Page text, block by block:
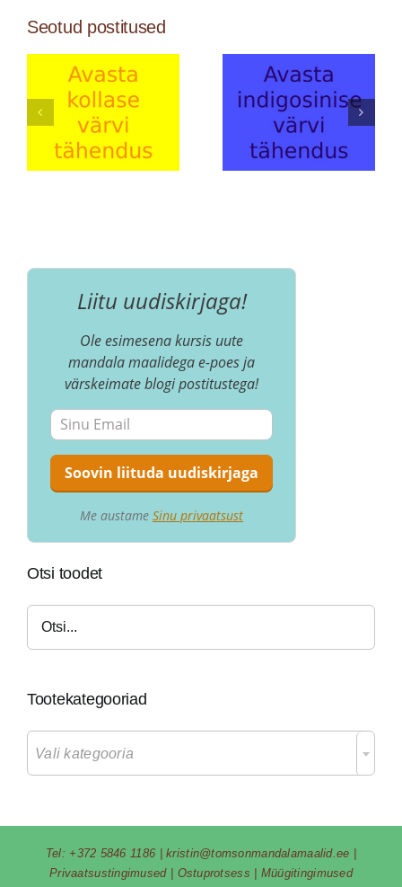
Seotud postitused
Liitu uudiskirjaga!
Ole esimesena kursis uute
mandala maalidega e-poes ja
värskeimate blogi postitustega!
Me austame Sinu privaatsust
Otsi toodet
Tootekategooriad
Vali kategooria
Tel: +372 5846 1186 |kristin@tomsonmandalamaalid.ee
Privaatsustingimused| Ostuprotsess Müügitingimused